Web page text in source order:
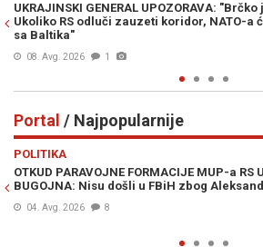
UKRAJINSKI GENERAL UPOZORAVA:
Ukoliko RS odluči zauzeti koridor, NATO-a
sa Baltika"
08. Avg. 2026 1
Portal / Najpopularnije
POLITIKA
OTKUD PARAVOJNE FORMACIJE MUP-a RS
BUGOJNA: Nisu došli u FBiH zbog
04. Avg. 2026 8